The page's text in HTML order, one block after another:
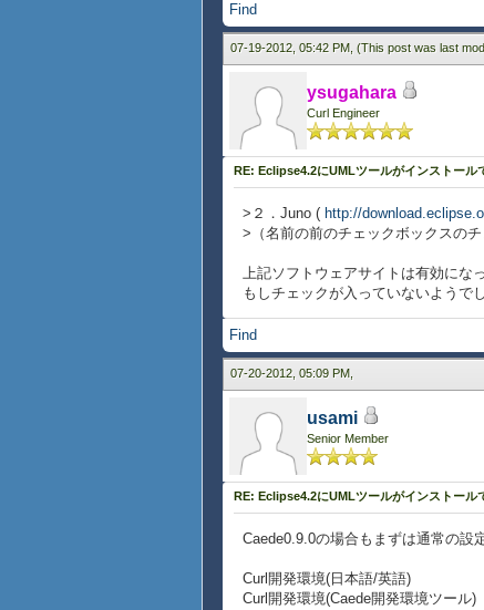
Find
07-19-2012, 05:42 PM, (This post was last
ysugahara
Curl Engineer
RE: Eclipse4.2にUMLツールがインストール
>２．Juno ( http://
>（名前の前のチェックボックスの
上記ソフトウェアサイトは有効にな
もしチェックが入っていないようで
Find
07-20-2012, 05:09 PM,
usami
Senior Member
RE: Eclipse4.2にUMLツールがインストール
Caede0.9.0の場合もまずは通常の設
Curl開発環境(日本語/英語)
Curl開発環境(Caede開発環境ツール)